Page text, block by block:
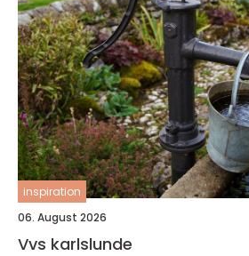
inspiration
06. August 2026
Vvs karlslunde